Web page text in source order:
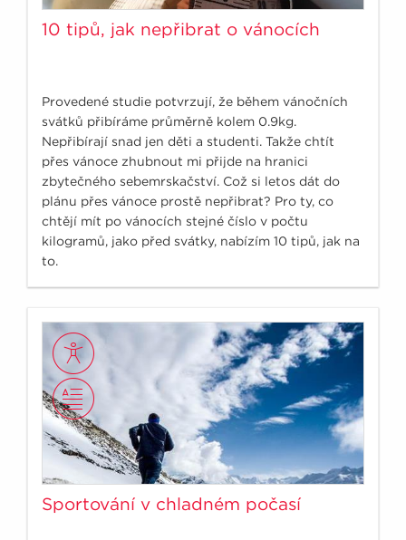
10 tipů, jak nepřibrat o vánocích
Provedené studie potvrzují, že během vánočních
svátků přibíráme průměrně kolem 0.9kg.
Nepřibírají snad jen děti a studenti. Takže chtít
přes vánoce zhubnout mi přijde na hranici
zbytečného sebemrskačství. Což si letos dát do
plánu přes vánoce prostě nepřibrat? Pro ty, co
chtějí mít po vánocích stejné číslo v počtu
kilogramů, jako před svátky, nabízím 10 tipů, jak na
to.
Sportování v chladném počasí